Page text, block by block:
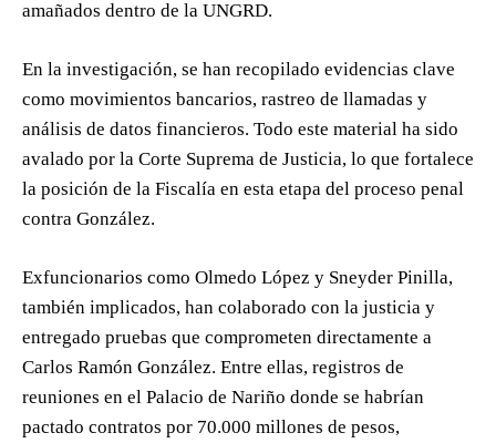
amañados dentro de la UNGRD.
En la investigación, se han recopilado evidencias clave
como movimientos bancarios, rastreo de llamadas y
análisis de datos financieros. Todo este material ha sido
avalado por la Corte Suprema de Justicia, lo que fortalece
la posición de la Fiscalía en esta etapa del proceso penal
contra González.
Exfuncionarios como Olmedo López y Sneyder Pinilla,
también implicados, han colaborado con la justicia y
entregado pruebas que comprometen directamente a
Carlos Ramón González. Entre ellas, registros de
reuniones en el Palacio de Nariño donde se habrían
pactado contratos por 70.000 millones de pesos,